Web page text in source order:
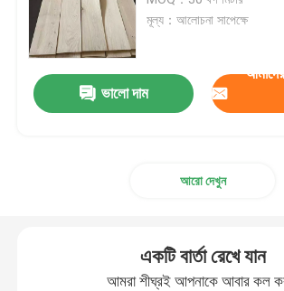
স্মোকড ব্যহ্যাবরণ
প্রকৌশলী কাঠ ব্যহ্যাবরণ
বুরল কাঠের ফিনিয়ার
মূল্য：আলোচনা সাপেক্ষে
ভালো দাম
আরো দেখুন
একটি বার্তা রেখে যান
আমরা শীঘ্রই আপনাকে আবার কল